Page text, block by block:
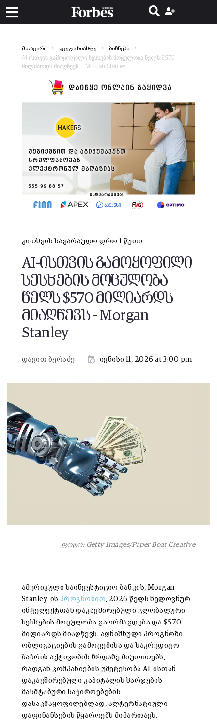
მთავარი ყველა სიახლე ბიზნესი
AI-ისთვის გამოყოფილი სესხების მოცულობა წელს $570
მილიარდს მიაღწევს – Morgan Stanley
კითხვის სავარაუდო დრო 1 წუთი
AI-ისთვის გამოყოფილი
სესხების მოცულობა
წელს $570 მილიარდს
მიაღწევს - Morgan
Stanley
დავით ბერაძე ივნისი 11, 2026 at 3:00 pm
ფოტო: Getty Images/Paper Boat Creative
ამერიკული საინვესტიციო ბანკის, Morgan
Stanley-ის პროგნოზით, 2026 წელს ხელოვნურ
ინტელექტთან დაკავშირებული გლობალური
სესხების მოცულობა გაორმაგდება და $570
მილიარდს მიაღწევს. აღნიშნული პროგნოზი
ობლიგაციების გამოცემისა და საკრედიტო
ბაზრის აქტივობის ზრდაზე მიუთითებს,
რადგან კომპანიების უმეტესობა AI-ისთან
დაკავშირებული კაპიტალის ხარჯების
მასშტაბური საჭიროებების
დასაკმაყოფილებლად, ალტერნატიული
დაფინანსების წყაროებს მიმართავს.